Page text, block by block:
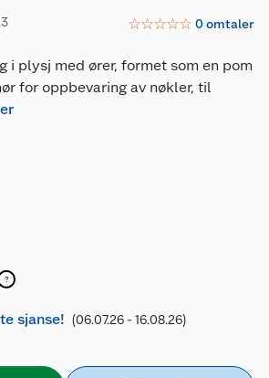
☆☆☆☆☆ 0omtaler
i plysj med ører, formet som en pom
for oppbevaring av nøkler, til
sjanse! (06.07.26 - 16.08.26)